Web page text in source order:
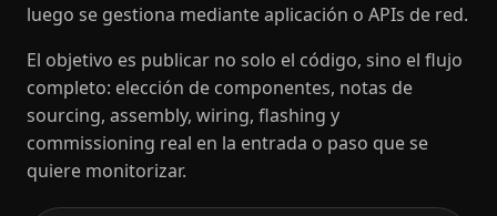
luego se gestiona mediante aplicación o APIs de red.
El objetivo es publicar no solo el código, sino el flujo
completo: elección de componentes, notas de
sourcing, assembly, wiring, flashing y
commissioning real en la entrada o paso que se
quiere monitorizar.